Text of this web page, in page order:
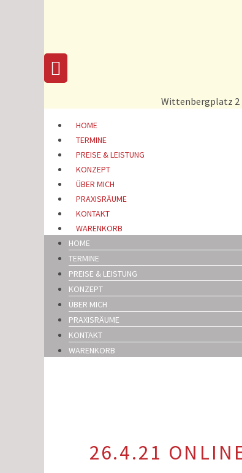
Wittenbergplatz
HOME
TERMINE
PREISE & LEISTUNG
KONZEPT
ÜBER MICH
PRAXISRÄUME
KONTAKT
WARENKORB
HOME
TERMINE
PREISE & LEISTUNG
KONZEPT
ÜBER MICH
PRAXISRÄUME
KONTAKT
WARENKORB
26.4.21